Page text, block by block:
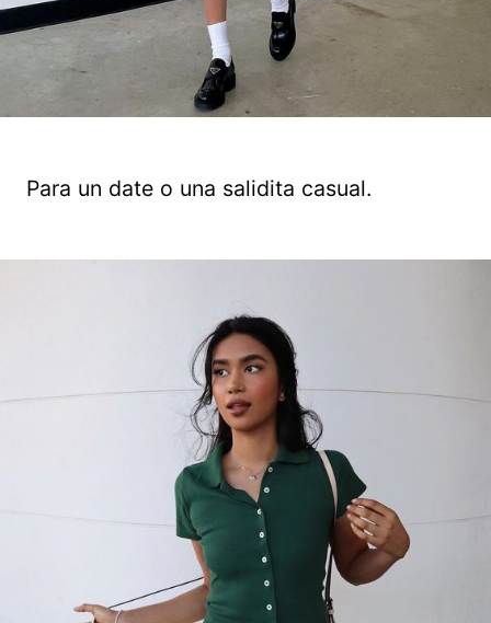
Para un date o una salidita casual.